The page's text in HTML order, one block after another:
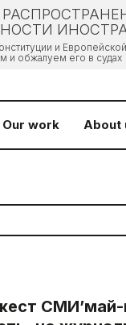
и
и обжалуем его в судах
Our work About